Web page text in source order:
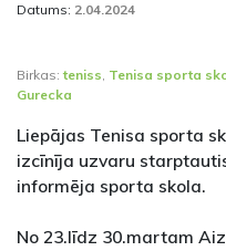
Datums: 2.04.2024
Birkas:teniss, Tenisa sporta
Gurecka
Liepājas Tenisa sporta
izcīnīja uzvaru
informēja sporta skola.
No 23.līdz 30.martam